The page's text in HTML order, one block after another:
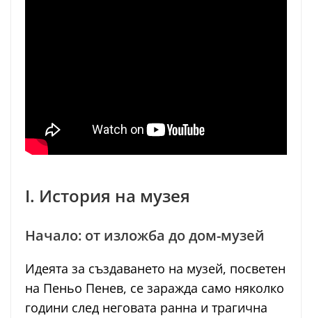
I. История на музея
Начало: от изложба до дом-музей
Идеята за създаването на музей, посветен
на Пеньо Пенев, се заражда само няколко
години след неговата ранна и трагична